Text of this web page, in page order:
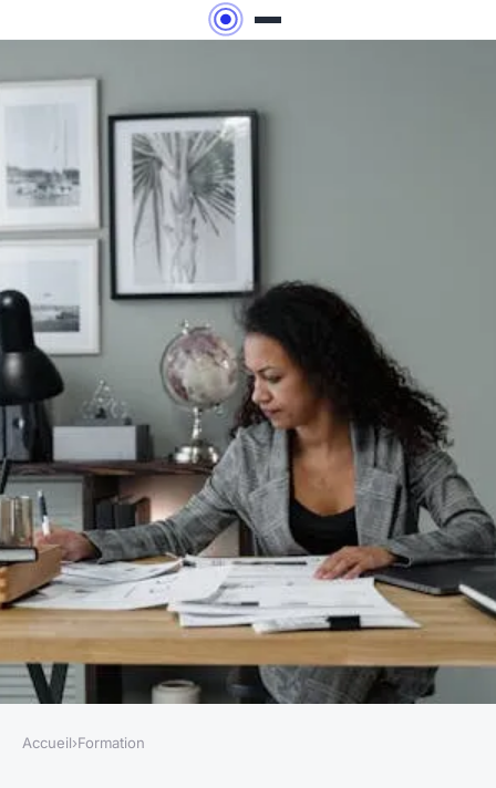
Accueil›Formation